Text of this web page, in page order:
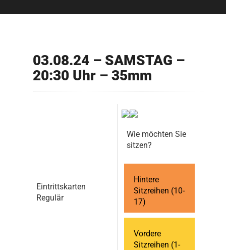
03.08.24 – SAMSTAG –
20:30 Uhr – 35mm
Eintrittskarten
Regulär
Wie möchten Sie
sitzen?
Hintere
Sitzreihen (10-
17)
Vordere
Sitzreihen (1-